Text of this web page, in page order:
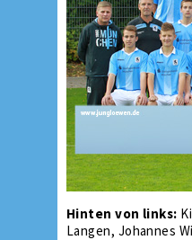
Hinten von links:
Langen, Johannes